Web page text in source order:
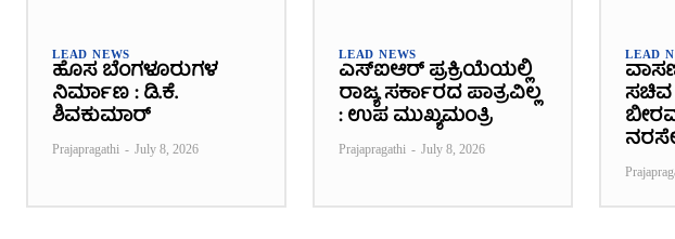
LEAD NEWS
ಹೊಸ ಬೆಂಗಳೂರುಗಳ
ನಿರ್ಮಾಣ : ಡಿ.ಕೆ.
ಶಿವಕುಮಾರ್
Prajapragathi - July 8, 2026
LEAD NEWS
ಎಸ್‌ಐಆರ್ ಪ್ರಕ್ರಿಯೆಯಲ್ಲಿ
ರಾಜ್ಯ ಸರ್ಕಾರದ ಪಾತ್ರವಿಲ್ಲ
: ಉಪ ಮುಖ್ಯಮಂತ್ರಿ
Prajapragathi - July 8, 2026
LEAD
ಸಚಿವ